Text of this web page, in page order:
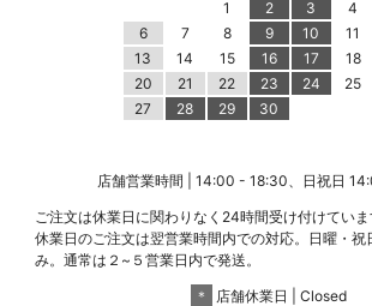
1
2 3 4
6
7 8 9 10 11
13
14 15 16 17 18
20
21 22 23 24 25
27
28 29 30
店舗営業時間 | 14:00 - 18:30、日祝日
ご注文は休業日に関わりなく24時間受け付けてい
休業日のご注文は翌営業時間内での対応。日曜・祝
み。通常は２~５営業日内で発送。
＊
店舗休業日 | Closed